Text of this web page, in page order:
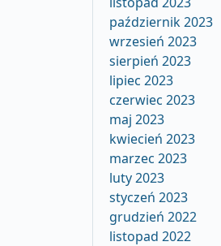
październik 2023
wrzesień 2023
sierpień 2023
lipiec 2023
czerwiec 2023
maj 2023
kwiecień 2023
marzec 2023
luty 2023
styczeń 2023
grudzień 2022
listopad 2022